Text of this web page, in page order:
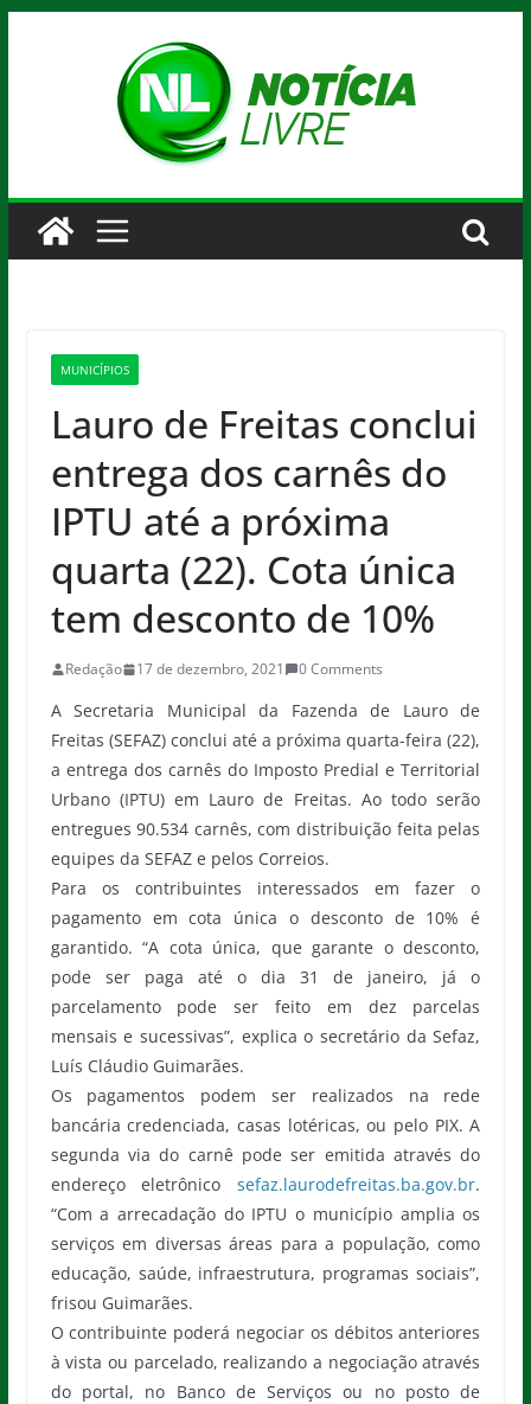
MUNICÍPIOS
Lauro de Freitas conclui
entrega dos carnês do
IPTU até a próxima
quarta (22). Cota única
tem desconto de 10%
Redação 17 de dezembro, 2021 0 Comments
A Secretaria Municipal da Fazenda de Lauro de
Freitas (SEFAZ) conclui até a próxima quarta-feira (22),
a entrega dos carnês do Imposto Predial e Territorial
Urbano (IPTU) em Lauro de Freitas. Ao todo serão
entregues 90.534 carnês, com distribuição feita pelas
equipes da SEFAZ e pelos Correios.
Para os contribuintes interessados em fazer o
pagamento em cota única o desconto de 10% é
garantido. “A cota única, que garante o desconto,
pode ser paga até o dia 31 de janeiro, já o
parcelamento pode ser feito em dez parcelas
mensais e sucessivas”, explica o secretário da Sefaz,
Luís Cláudio Guimarães.
Os pagamentos podem ser realizados na rede
bancária credenciada, casas lotéricas, ou pelo PIX. A
segunda via do carnê pode ser emitida através do
endereço eletrônicosefaz.laurodefreitas.ba.gov.br.
“Com a arrecadação do IPTU o município amplia os
serviços em diversas áreas para a população, como
educação, saúde, infraestrutura, programas sociais”,
frisou Guimarães.
O contribuinte poderá negociar os débitos anteriores
à vista ou parcelado, realizando a negociação através
do portal, no Banco de Serviços ou no posto de